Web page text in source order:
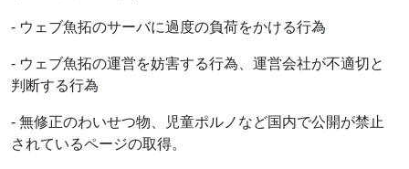
- ウェブ魚拓のサーバに過度の負荷をかける行為
- ウェブ魚拓の運営を妨害する行為、運営会社が不適切と
判断する行為
- 無修正のわいせつ物、児童ポルノなど国内で公開が禁止
されているページの取得。